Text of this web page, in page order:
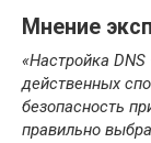
Мнение
«Настройка
действенных
безопасность
правильно